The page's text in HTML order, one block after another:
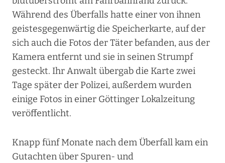
Während des Überfalls hatte einer von ihnen
geistesgegenwärtig die Speicherkarte, auf der
sich auch die Fotos der Täter befanden, aus der
Kamera entfernt und sie in seinen Strumpf
gesteckt. Ihr Anwalt übergab die Karte zwei
Tage später der Polizei, außerdem wurden
einige Fotos in einer Göttinger Lokalzeitung
veröffentlicht.
Knapp fünf Monate nach dem Überfall kam ein
Gutachten über Spuren- und